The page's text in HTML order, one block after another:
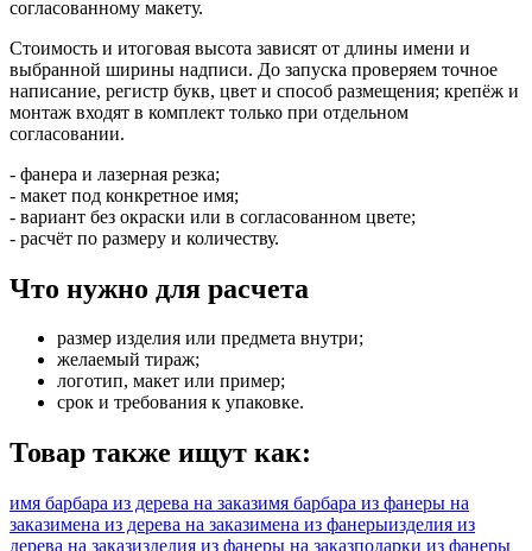
согласованному макету.
Стоимость и итоговая высота зависят от длины имени и
выбранной ширины надписи. До запуска проверяем точное
написание, регистр букв, цвет и способ размещения; крепёж и
монтаж входят в комплект только при отдельном
согласовании.
- фанера и лазерная резка;
- макет под конкретное имя;
- вариант без окраски или в согласованном цвете;
- расчёт по размеру и количеству.
Что нужно для расчета
размер изделия или предмета внутри;
желаемый тираж;
логотип, макет или пример;
срок и требования к упаковке.
Товар также ищут как:
имя барбара из дерева на заказимя барбара из фанеры на
заказимена из дерева на заказимена из фанерыизделия из
дерева на заказизделия из фанеры на заказподарки из фанеры